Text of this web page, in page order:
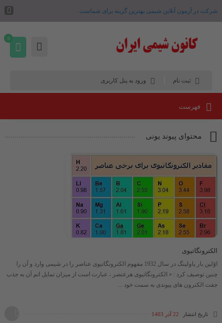
شرکت در آزمون آنلاین شیمی بهترین گزینه برای شماست .
ثبت نام ورود به پنل کاربری
0
فهرست
محتوای پیوند یونی
الکترونگاتیوی
اوّلین بار پاولینگ در سال 1932 مفهوم الکترونگاتیوی عناصر را در شیمی وارد و آن را
چنین توصیف کرد : « الکترونگاتیوی هرعنصر ، عبارت است از میزان تمایل اتم آن به جذب
جفت الکترون های پیوندی به سمت خود ...
تاریخ انتشار 22 آذر 1403